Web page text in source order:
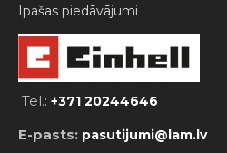
Ipašas piedāvājumi
Tel.: +371 20244646
E-pasts: pasutijumi@lam.lv